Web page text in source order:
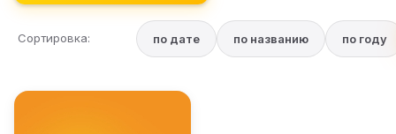
Сортировка: по дате по названию по году